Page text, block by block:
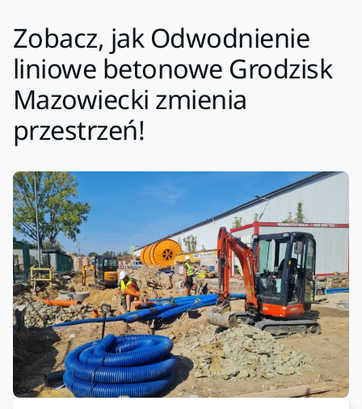
Zobacz, jak Odwodnienie
liniowe betonowe Grodzisk
Mazowiecki zmienia
przestrzeń!